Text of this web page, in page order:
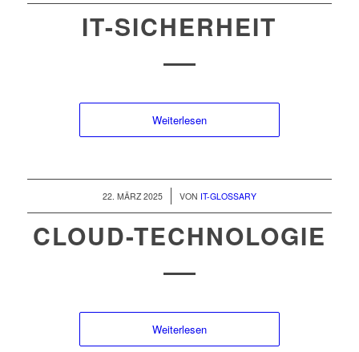
IT-SICHERHEIT
Weiterlesen
22. MÄRZ 2025
/ VON IT-GLOSSARY
CLOUD-TECHNOLOGIE
Weiterlesen